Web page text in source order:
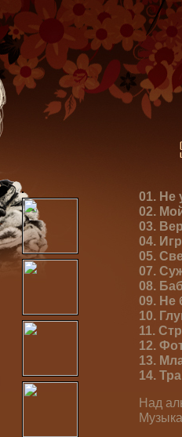
01. Не
02.
03.
04.
05.
07.
08.
09. Не
10.
11.
12.
13.
14.
Над